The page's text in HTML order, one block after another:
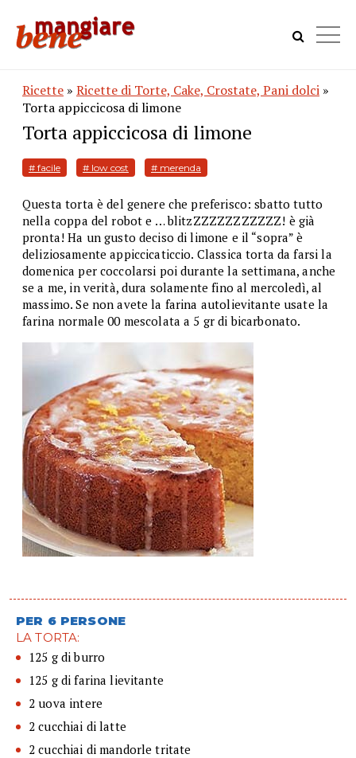
Ricette » Ricette di Torte, Cake, Crostate, Pani dolci »
Torta appiccicosa di limone 
Torta appiccicosa di limone 
# facile # low cost # merenda
Questa torta è del genere che preferisco: sbatto tutto
nella coppa del robot e … blitzZZZZZZZZZZZ! è già
pronta! Ha un gusto deciso di limone e il “sopra” è
deliziosamente appiccicaticcio. Classica torta da farsi la
domenica per coccolarsi poi durante la settimana, anche
se a me, in verità, dura solamente fino al mercoledì, al
massimo. Se non avete la farina autolievitante usate la
farina normale 00 mescolata a 5 gr di bicarbonato.
PER 6 PERSONE
LA TORTA:
125 g di burro
125 g di farina lievitante
2 uova intere
2 cucchiai di latte
2 cucchiai di mandorle tritate